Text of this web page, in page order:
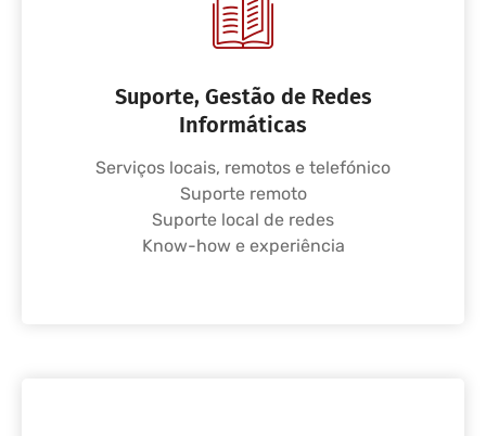
Suporte, Gestão de Redes
Informáticas
Serviços locais, remotos e telefónico
Suporte remoto
Suporte local de redes
Know-how e experiência